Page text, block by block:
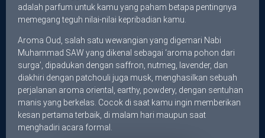
adalah parfum untuk kamu yang paham betapa pentingnya
memegang teguh nilai-nilai kepribadian kamu.
Aroma Oud, salah satu wewangian yang digemari Nabi
Muhammad SAW yang dikenal sebagai ‘aroma pohon dari
surga’, dipadukan dengan saffron, nutmeg, lavender, dan
diakhiri dengan patchouli juga musk, menghasilkan sebuah
perjalanan aroma oriental, earthy, powdery, dengan sentuhan
manis yang berkelas. Cocok di saat kamu ingin memberikan
kesan pertama terbaik, di malam hari maupun saat
menghadiri acara formal.